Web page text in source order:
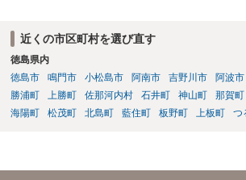
近くの市区町村を選び直す
徳島県内
徳島市
鳴門市 小松島市 阿南市 吉野川市 阿波市
勝浦町
上勝町 佐那河内村 石井町 神山町 那賀町
海陽町
松茂町 北島町 藍住町 板野町 上板町 つ